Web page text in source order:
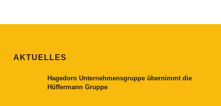
AKTUELLES
Hagedorn Unternehmensgruppe übernimmt die
Hüffermann Gruppe